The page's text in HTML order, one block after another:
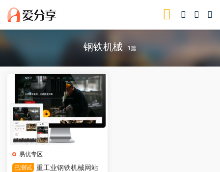
钢铁机械 1篇
易优专区
已测试 重工业钢铁机械网站